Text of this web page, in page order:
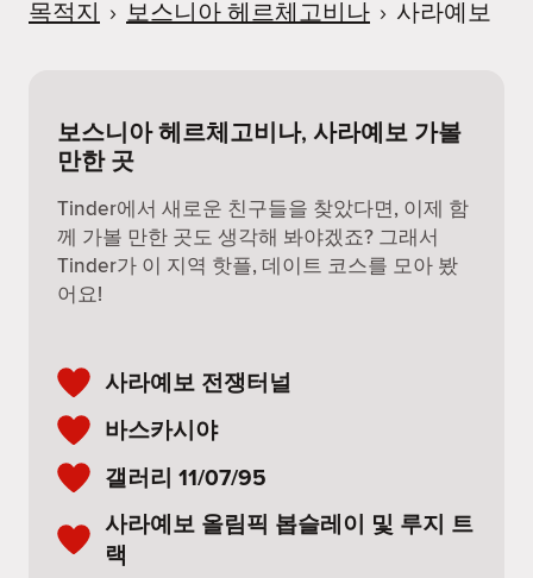
목적지 › 보스니아 헤르체고비나 › 사라예보
보스니아 헤르체고비나, 사라예보 가볼
만한 곳
Tinder에서 새로운 친구들을 찾았다면, 이제 함
께 가볼 만한 곳도 생각해 봐야겠죠? 그래서
Tinder가 이 지역 핫플, 데이트 코스를 모아 봤
어요!
사라예보 전쟁터널
바스카시야
갤러리 11/07/95
사라예보 올림픽 봅슬레이 및 루지 트
랙